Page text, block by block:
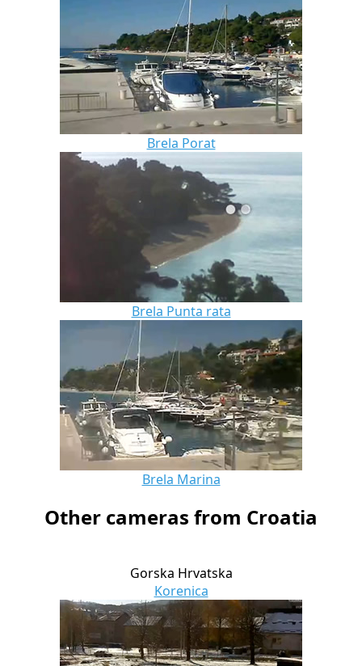
Brela Porat
Brela Punta rata
Brela Marina
Other cameras from Croatia
Gorska Hrvatska
Korenica